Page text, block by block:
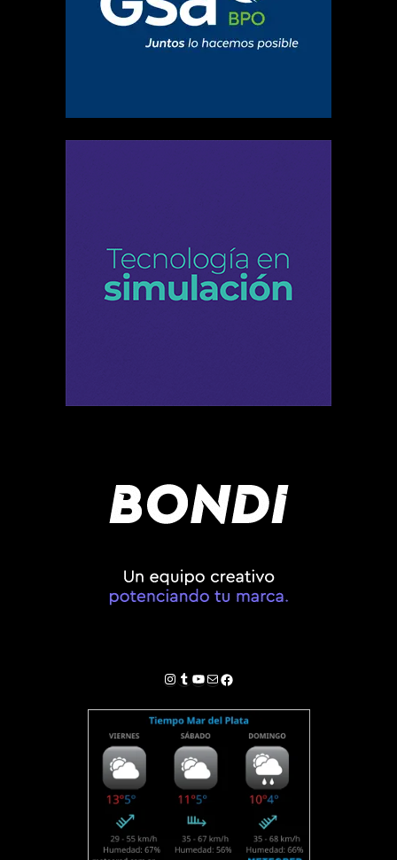
Instagram
Tumblr
YouTube
Correo electrónico
Facebook